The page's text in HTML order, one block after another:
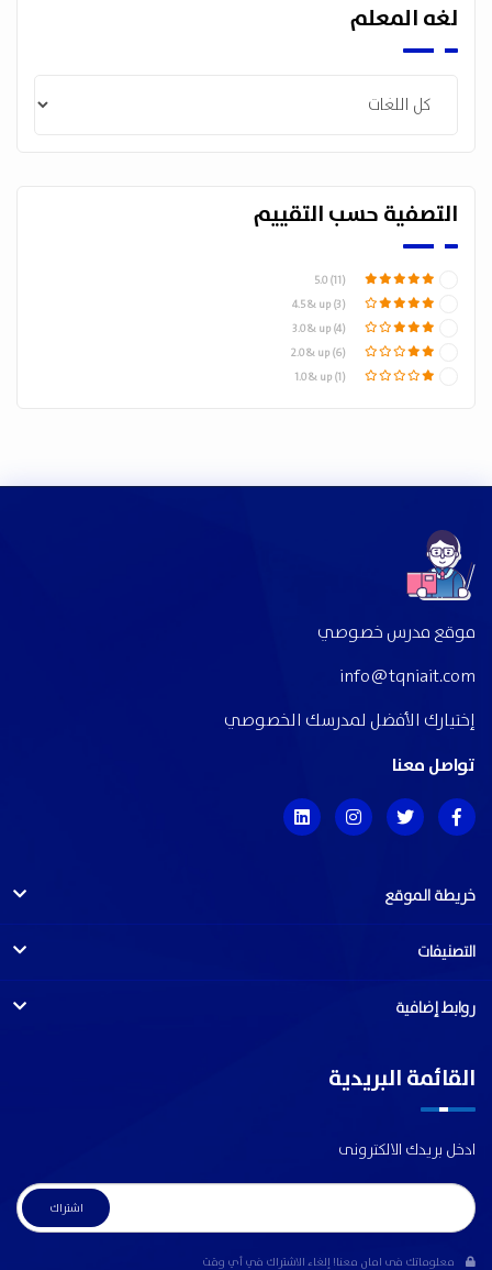
لغه المعلم
التصفية حسب التقييم
5.0 (11)
4.5 & up (3)
3.0 & up (4)
2.0 & up (6)
1.0 & up (1)
موقع مدرس خصوصي
info@tqniait.com
إختيارك الأفضل لمدرسك الخصوصي
تواصل معنا
خريطة الموقع
التصنيفات
روابط إضافية
القائمة البريدية
ادخل بريدك الالكترونى
معلوماتك فى امان معنا! إلغاء الاشتراك في أي وقت